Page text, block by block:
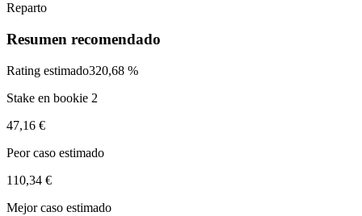
Reparto
Resumen recomendado
Rating estimado320,68 %
Stake en bookie 2
47,16 €
Peor caso estimado
110,34 €
Mejor caso estimado